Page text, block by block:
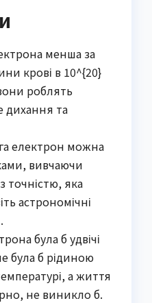
менша за
крові в 10^{20}
роблять
та
електрон можна
вивчаючи
точністю, яка
астрономічні
була б удвічі
була б рідиною
а життя
не виникло б.